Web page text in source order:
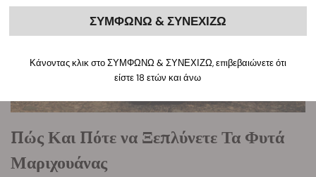
Πώς Και Πότε να Ξεπλύνετε Τα Φυτά
Μαριχουάνας
ΣΥΜΦΩΝΩ & ΣΥΝΕΧΙΖΩ
Κάνοντας κλικ στο ΣΥΜΦΩΝΩ & ΣΥΝΕΧΙΖΩ, επιβεβαιώνετε ότι
είστε 18 ετών και άνω